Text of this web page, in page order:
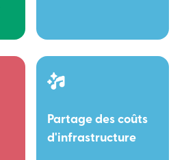
Partage des coûts
d'infrastructure